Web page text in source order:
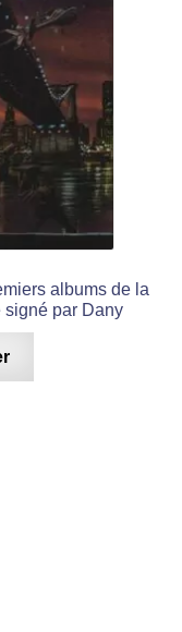
albums de la
signé par Dany